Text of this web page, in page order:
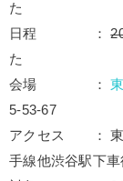
た
日程 ：
た
会場 ：
5-53-67
アクセス ： 東
手線他渋谷駅下車